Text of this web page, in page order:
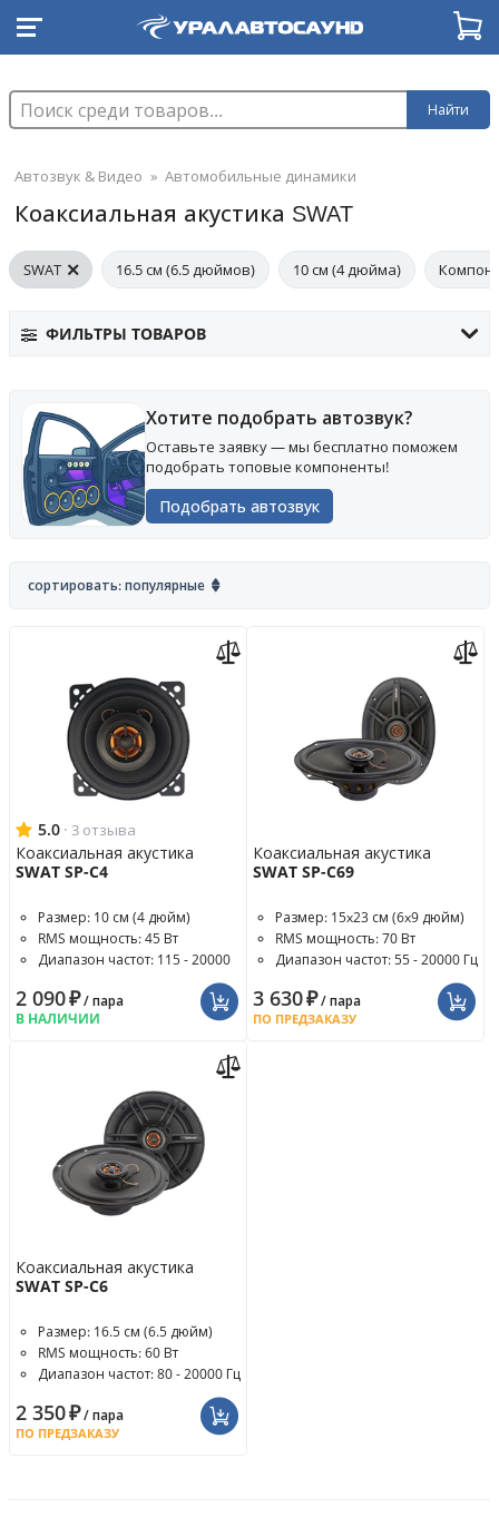
Найти
Автозвук & Видео » Автомобильные динамики
Коаксиальная акустика SWAT
SWAT 16.5 см (6.5 дюймов) 10 см (4 дюйма)
ФИЛЬТРЫ ТОВАРОВ
Хотите подобрать автозвук?
Оставьте заявку — мы бесплатно поможем
подобрать топовые компоненты!
Подобрать автозвук
сортировать: популярные
5.0 · 3 отзыва
Коаксиальная акустика
SWAT SP-C4
Размер: 10 см (4 дюйм)
RMS мощность: 45 Вт
Диапазон частот: 115 - 20000
2 090₽/ пара
В НАЛИЧИИ
Коаксиальная акустика
SWAT SP-C69
Размер: 15x23 см (6x9 дюйм)
RMS мощность: 70 Вт
Диапазон частот: 55 - 20000 Гц
3 630₽/ пара
ПО ПРЕДЗАКАЗУ
Коаксиальная акустика
SWAT SP-C6
Размер: 16.5 см (6.5 дюйм)
RMS мощность: 60 Вт
Диапазон частот: 80 - 20000 Гц
2 350₽/ пара
ПО ПРЕДЗАКАЗУ